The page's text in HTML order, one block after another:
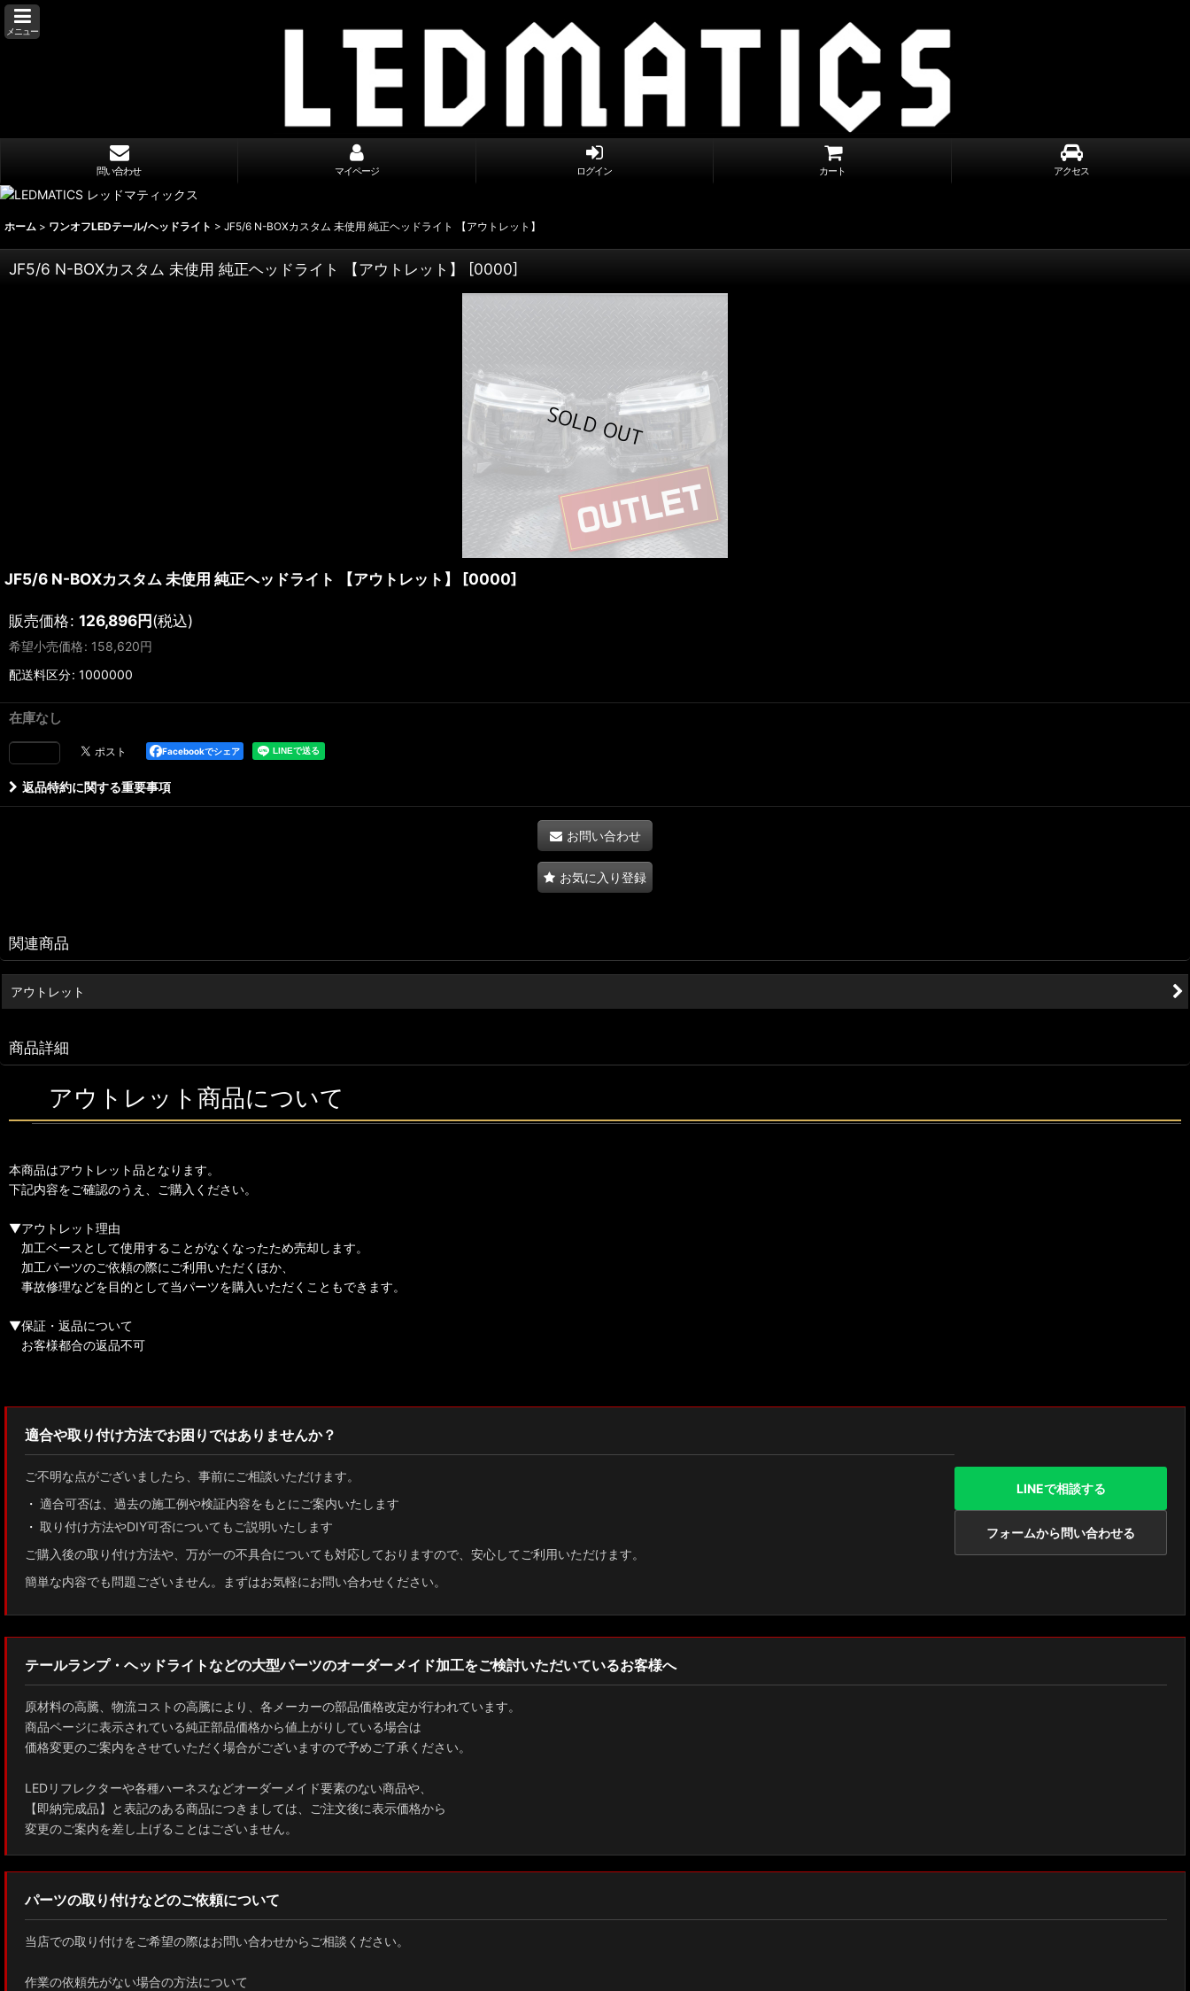
メニュー
問い合わせ マイページ ログイン カート アクセス
ホーム > ワンオフLEDテール/ヘッドライト > JF5/6 N-BOXカスタム 未使用 純正ヘッドライト 【アウトレット】
JF5/6 N-BOXカスタム 未使用 純正ヘッドライト 【アウトレット】 [0000]
JF5/6 N-BOXカスタム 未使用 純正ヘッドライト 【アウトレット】 [0000]
販売価格: 126,896円(税込)
希望小売価格: 158,620円
配送料区分: 1000000
在庫なし
Facebookでシェア
返品特約に関する重要事項
お問い合わせ
お気に入り登録
関連商品
アウトレット
商品詳細
アウトレット商品について
本商品はアウトレット品となります。
下記内容をご確認のうえ、ご購入ください。
▼アウトレット理由
加工ベースとして使用することがなくなったため売却します。
加工パーツのご依頼の際にご利用いただくほか、
事故修理などを目的として当パーツを購入いただくこともできます。
▼保証・返品について
お客様都合の返品不可
適合や取り付け方法でお困りではありませんか？
ご不明な点がございましたら、事前にご相談いただけます。
適合可否は、過去の施工例や検証内容をもとにご案内いたします
取り付け方法やDIY可否についてもご説明いたします
ご購入後の取り付け方法や、万が一の不具合についても対応しておりますので、安心してご利用いただけます。
簡単な内容でも問題ございません。まずはお気軽にお問い合わせください。
LINEで相談する
フォームから問い合わせる
テールランプ・ヘッドライトなどの大型パーツのオーダーメイド加工をご検討いただいているお客様へ
原材料の高騰、物流コストの高騰により、各メーカーの部品価格改定が行われています。
商品ページに表示されている純正部品価格から値上がりしている場合は
価格変更のご案内をさせていただく場合がございますので予めご了承ください。
LEDリフレクターや各種ハーネスなどオーダーメイド要素のない商品や、
【即納完成品】と表記のある商品につきましては、ご注文後に表示価格から
変更のご案内を差し上げることはございません。
パーツの取り付けなどのご依頼について
当店での取り付けをご希望の際はお問い合わせからご相談ください。
作業の依頼先がない場合の方法について